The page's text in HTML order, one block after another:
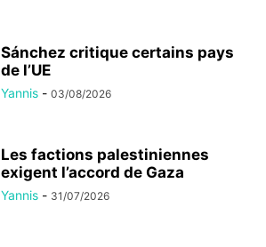
Sánchez critique certains pays
de l’UE
Yannis - 03/08/2026
Les factions palestiniennes
exigent l’accord de Gaza
Yannis - 31/07/2026